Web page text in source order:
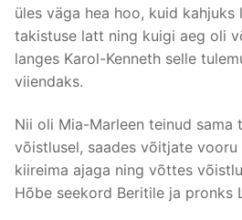
üles väga hea hoo, kuid kahjuks
takistuse latt ning kuigi aeg oli
langes Karol-Kenneth selle
viiendaks.
Nii oli Mia-Marleen teinud sama
võistlusel, saades võitjate vooru
kiireima ajaga ning võttes
Hõbe seekord Beritile ja pronks